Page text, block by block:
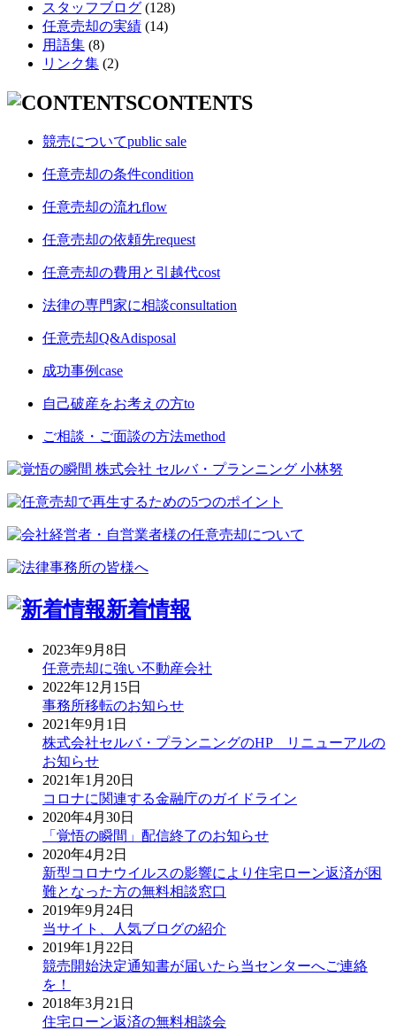
スタッフブログ (128)
任意売却の実績 (14)
用語集 (8)
リンク集 (2)
CONTENTS
競売についてpublic sale
任意売却の条件condition
任意売却の流れflow
任意売却の依頼先request
任意売却の費用と引越代cost
法律の専門家に相談consultation
任意売却Q&Adisposal
成功事例case
自己破産をお考えの方to
ご相談・ご面談の方法method
新着情報
2023年9月8日
任意売却に強い不動産会社
2022年12月15日
事務所移転のお知らせ
2021年9月1日
株式会社セルバ・プランニングのHP リニューアルの
お知らせ
2021年1月20日
コロナに関連する金融庁のガイドライン
2020年4月30日
「覚悟の瞬間」配信終了のお知らせ
2020年4月2日
新型コロナウイルスの影響により住宅ローン返済が困
難となった方の無料相談窓口
2019年9月24日
当サイト、人気ブログの紹介
2019年1月22日
競売開始決定通知書が届いたら当センターへご連絡
を！
2018年3月21日
住宅ローン返済の無料相談会